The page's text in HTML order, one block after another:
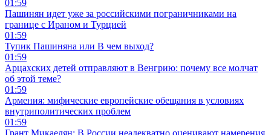
01:59
Пашинян идет уже за российскими пограничниками на
границе с Ираном и Турцией
01:59
Тупик Пашиняна или В чем выход?
01:59
Арцахских детей отправляют в Венгрию: почему все молчат
об этой теме?
01:59
Армения: мифические европейские обещания в условиях
внутриполитических проблем
01:59
Грант Микаелян: В России неадекватно оценивают намерения